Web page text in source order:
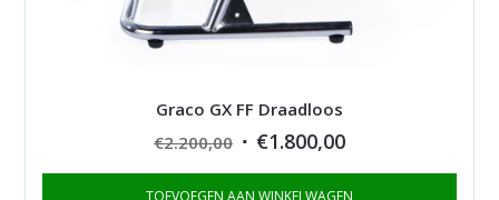
Graco GX FF Draadloos
€2.200,00 Original
price
€1.800,00Current
price
TOEVOEGEN AAN WINKELWAGEN